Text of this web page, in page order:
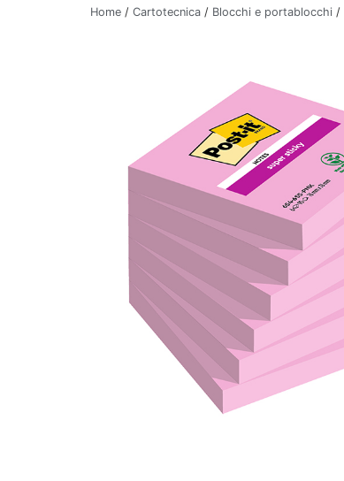
Home / Cartotecnica / Blocchi e portablocchi /